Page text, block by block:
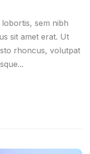
sem nibh
sit amet erat. Ut
rhoncus, volutpat